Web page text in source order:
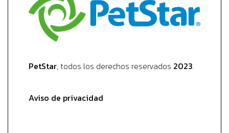
PetStar, todos los derechos reservados 2023.
Aviso de privacidad